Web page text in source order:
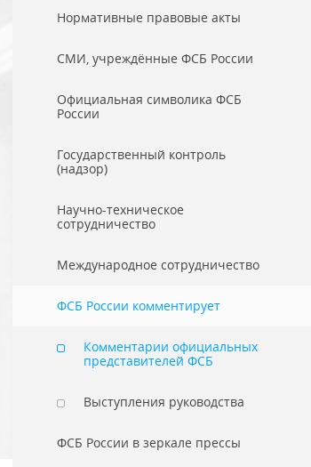
Нормативные правовые акты
СМИ, учреждённые ФСБ России
Официальная символика ФСБ
России
Государственный контроль
(надзор)
Научно-техническое
сотрудничество
Международное сотрудничество
ФСБ России комментирует
Комментарии официальных
представителей ФСБ
Выступления руководства
ФСБ России в зеркале прессы